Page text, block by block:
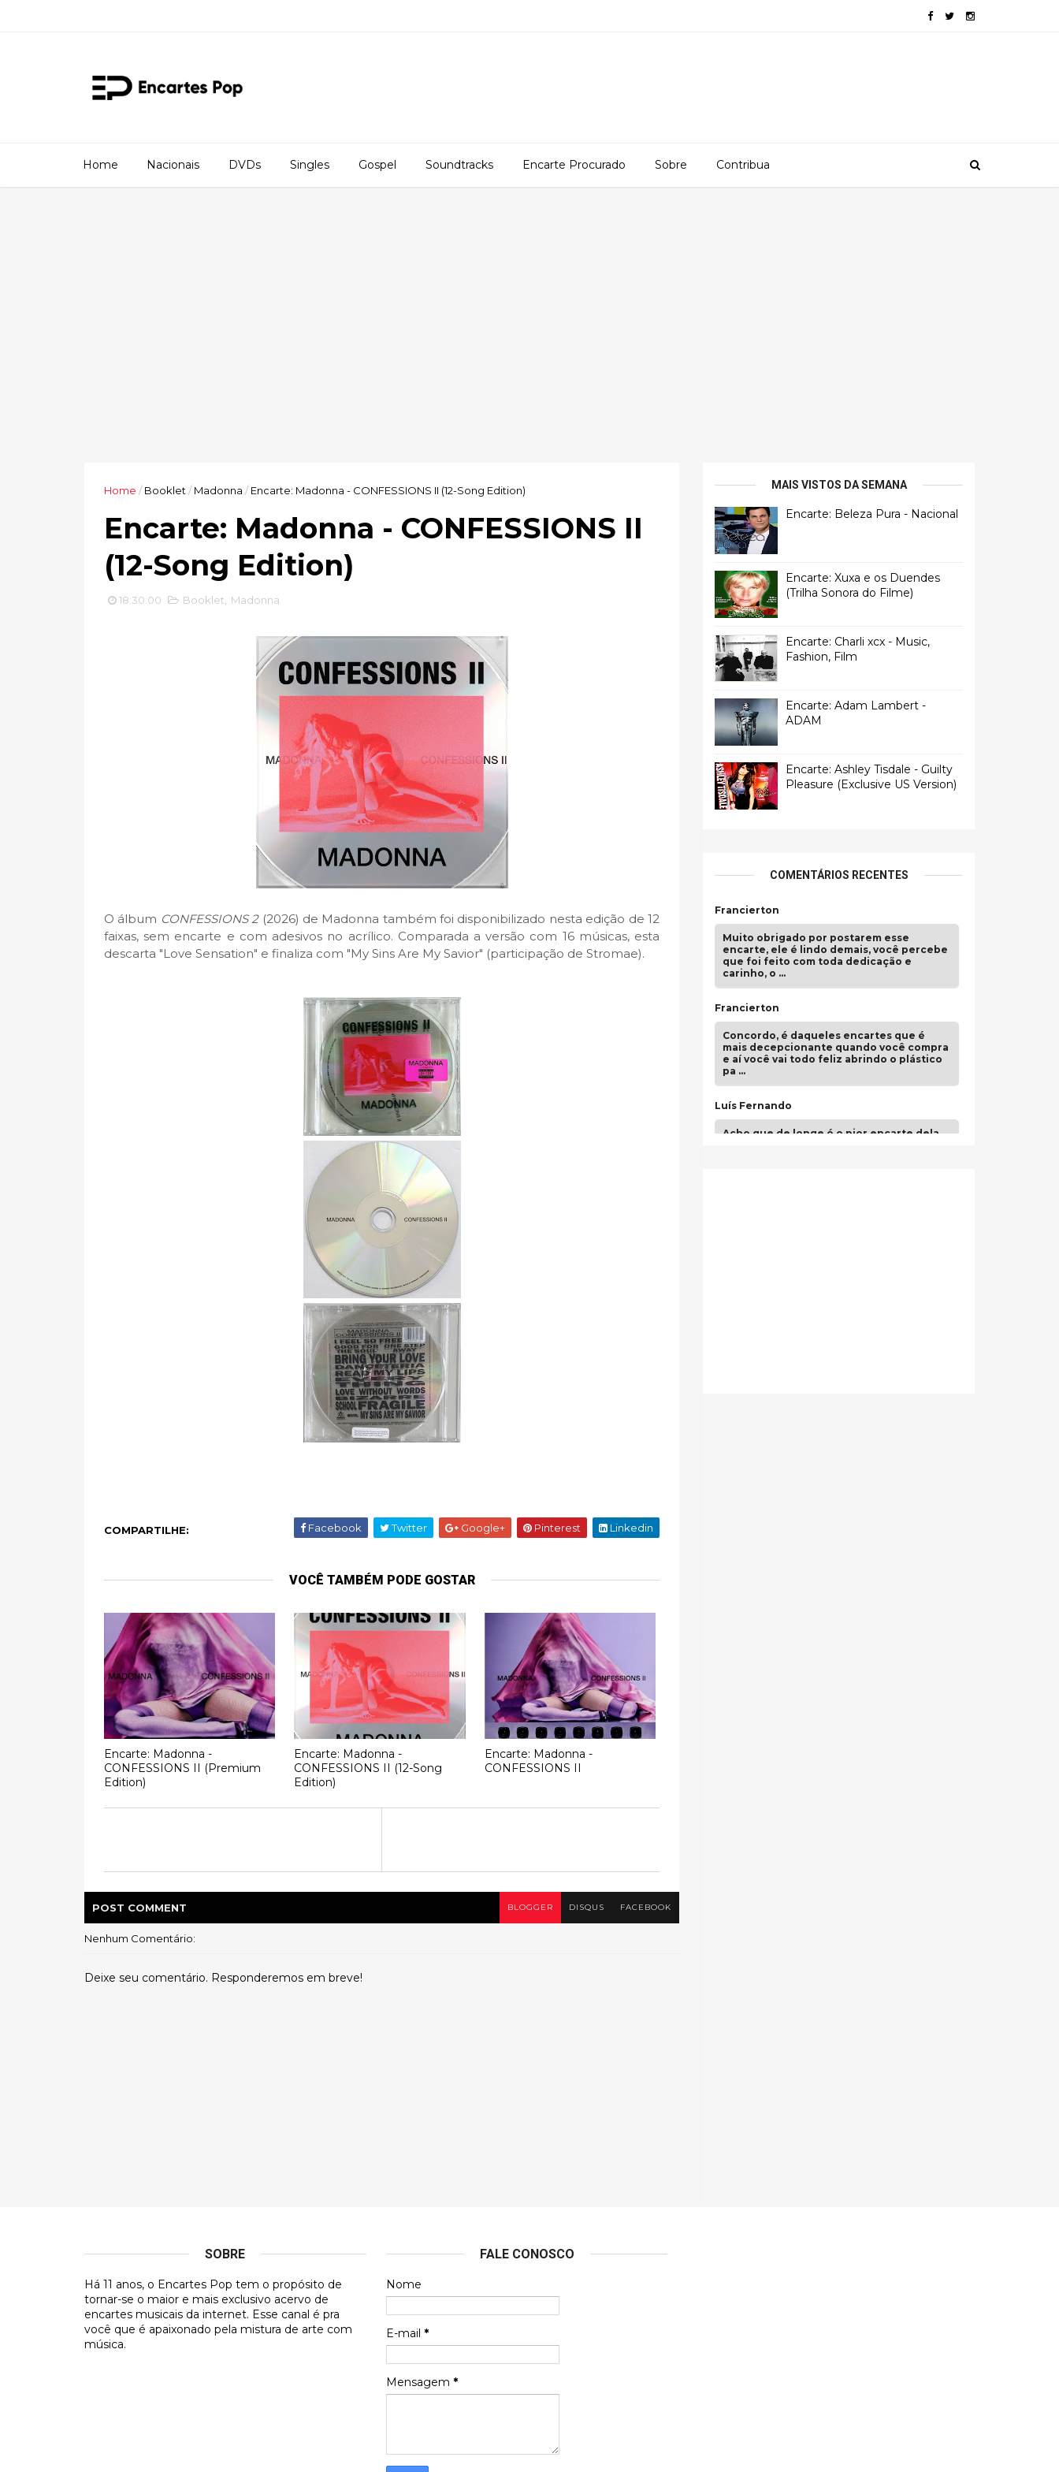
Home Nacionais DVDs Singles Gospel Soundtracks Encarte Procurado Sobre Contribua
Home / Booklet / Madonna / Encarte: Madonna - CONFESSIONS II (12-Song Edition)
Encarte: Madonna - CONFESSIONS II
(12-Song Edition)
18:30:00 Booklet Madonna
O álbum CONFESSIONS 2(2026) de Madonna também foi disponibilizado nesta edição de 12
faixas, sem encarte e com adesivos no acrílico. Comparada a versão com 16 músicas, esta
descarta "Love Sensation" e finaliza com "My Sins Are My Savior" (participação de Stromae).
COMPARTILHE: Facebook Twitter Google+ Pinterest Linkedin
VOCÊ TAMBÉM PODE GOSTAR
Encarte: Madonna -
CONFESSIONS II (Premium
Edition)
Encarte: Madonna -
CONFESSIONS II (12-Song
Edition)
Encarte: Madonna -
CONFESSIONS II
POST COMMENT BLOGGER DISQUS FACEBOOK
Nenhum Comentário:
Deixe seu comentário. Responderemos em breve!
MAIS VISTOS DA SEMANA
Encarte: Beleza Pura - Nacional
Encarte: Xuxa e os Duendes
(Trilha Sonora do Filme)
Encarte: Charli xcx - Music,
Fashion, Film
Encarte: Adam Lambert -
ADAM
Encarte: Ashley Tisdale - Guilty
Pleasure (Exclusive US Version)
COMENTÁRIOS RECENTES
Francierton
Muito obrigado por postarem esse
encarte, ele é lindo demais, você percebe
que foi feito com toda dedicação e
carinho, o …
Francierton
Concordo, é daqueles encartes que é
mais decepcionante quando você compra
e aí você vai todo feliz abrindo o plástico
pa …
Luís Fernando
Acho que de longe é o pior encarte dela.
SOBRE
Há 11 anos, o Encartes Pop tem o propósito de
tornar-se o maior e mais exclusivo acervo de
encartes musicais da internet. Esse canal é pra
você que é apaixonado pela mistura de arte com
música.
FALE CONOSCO
Nome
E-mail *
Mensagem *